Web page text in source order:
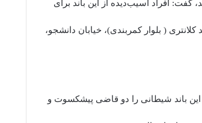
گفت: افراد آسیب‌دیده از این باند برای
( بلوار کمربندی)، خیابان دانشجو،
این باند شیطانی را دو قاضی پیشکسوت و